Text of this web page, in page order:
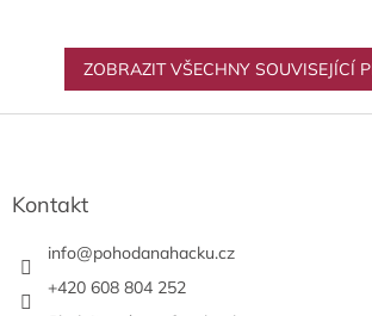
ZOBRAZIT VŠECHNY SOUVISEJÍCÍ
Kontakt
info@pohodanahacku.cz
+420 608 804 252